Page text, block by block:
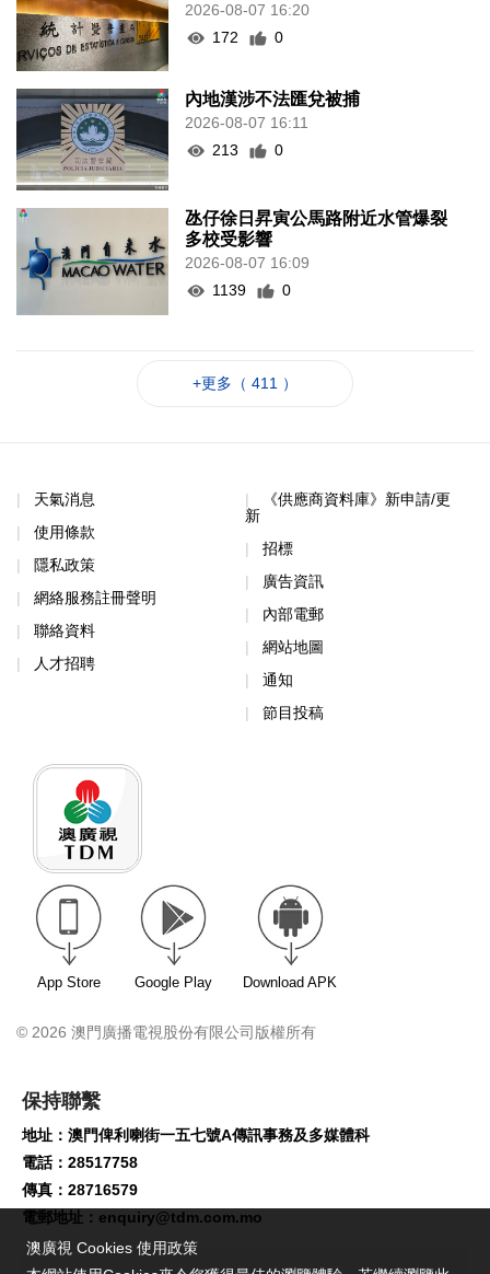
2026-08-07 16:20
172
0
內地漢涉不法匯兌被捕
2026-08-07 16:11
213
0
氹仔徐日昇寅公馬路附近水管爆裂
多校受影響
2026-08-07 16:09
1139
0
+更多（ 411 ）
天氣消息
使用條款
隱私政策
網絡服務註冊聲明
聯絡資料
人才招聘
《供應商資料庫》新申請/更
新
招標
廣告資訊
內部電郵
網站地圖
通知
節目投稿
App Store Google Play Download APK
© 2026 澳門廣播電視股份有限公司版權所有
保持聯繫
地址：澳門俾利喇街一五七號A傳訊事務及多媒體科
電話：28517758
傳真：28716579
電郵地址： enquiry@tdm.com.mo
澳廣視 Cookies 使用政策